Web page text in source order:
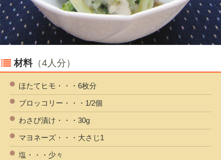
材料（4人分）
ほたてヒモ・・・6枚分
ブロッコリー・・・1/2個
わさび漬け・・・30g
マヨネーズ・・・大さじ1
塩・・・少々